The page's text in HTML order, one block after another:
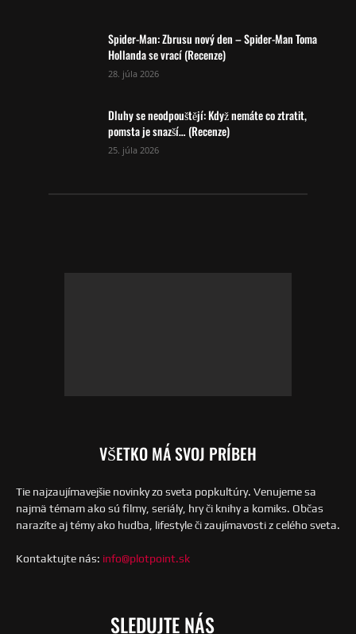
Spider-Man: Zbrusu nový den – Spider-Man Toma
Hollanda se vrací (Recenze)
28. júla 2026
Dluhy se neodpouštějí: Když nemáte co ztratit,
pomsta je snazší… (Recenze)
25. júla 2026
VŠETKO MÁ SVOJ PRÍBEH
Tie najzaujímavejšie novinky zo sveta popkultúry. Venujeme sa
najmä témam ako sú filmy, seriály, hry či knihy a komiks. Občas
narazíte aj témy ako hudba, lifestyle či zaujímavosti z celého sveta.
Kontaktujte nás: info@plotpoint.sk
SLEDUJTE NÁS